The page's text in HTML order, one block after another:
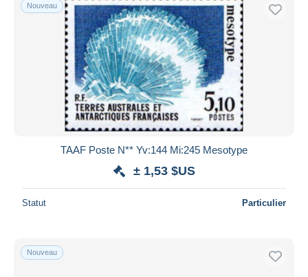
Nouveau
TAAF Poste N** Yv:144 Mi:245 Mesotype
± 1,53 $US
Statut Particulier
Nouveau